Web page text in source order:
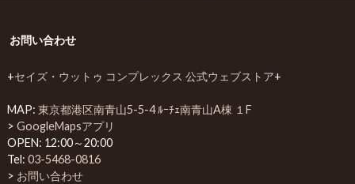
お問い合わせ
+セイズ・ウットゥ コンプレックス 公式ウェブストア+
MAP: 東京都港区南青山5-5-4 ﾙｰﾁｪ南青山A棟 １F
> GoogleMapsアプリ
OPEN: 12:00～20:00
Tel: 03-5468-0816
> お問い合わせ